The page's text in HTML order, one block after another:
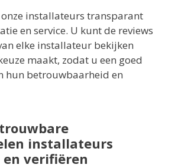
installateurs transparant
en service. U kunt de reviews
elke installateur bekijken
maakt, zodat u een goed
hun betrouwbaarheid en
installateurs
verifiëren